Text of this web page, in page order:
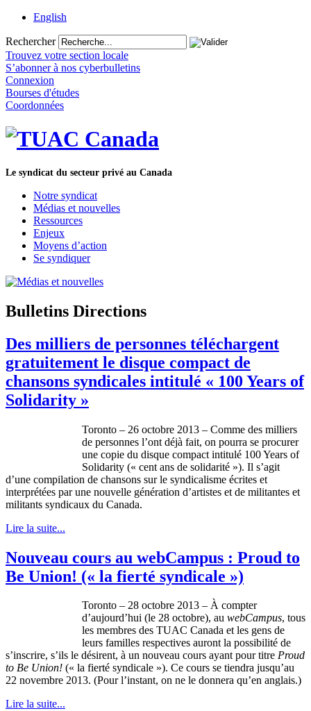
English
Rechercher
Trouvez votre section locale
S’abonner à nos cyberbulletins
Connexion
Bourses d'études
Coordonnées
Le syndicat du secteur privé au Canada
Notre syndicat
Médias et nouvelles
Ressources
Enjeux
Moyens d’action
Se syndiquer
Bulletins Directions
Des milliers de personnes téléchargent
gratuitement le disque compact de
chansons syndicales intitulé « 100 Years of
Solidarity »
Toronto – 26 octobre 2013 – Comme des milliers
de personnes l’ont déjà fait, on pourra se procurer
une copie du disque compact intitulé 100 Years of
Solidarity (« cent ans de solidarité »). Il s’agit
d’une compilation de chansons surle syndicalisme écrites et
interprétées parune nouvelle génération d’artistes et de militantes et
militants syndicaux du Canada.
Lire la suite...
Nouveau cours au webCampus : Proud to
Be Union! (« la fierté syndicale »)
Toronto – 28 octobre 2013 – À compter
d’aujourd’hui (le 28 octobre), au webCampus, tous
les membres des TUAC Canada et les gens de
leurs familles respectives aurontla possibilité de
s’inscrire, s’ils le désirent, à un nouveau cours ayantpourtitre Proud
to Be Union! (« la fierté syndicale »). Ce cours se tiendra jusqu’au
22 novembre 2013. (Pourl’instant, on ne le donnera qu’en anglais.)
Lire la suite...